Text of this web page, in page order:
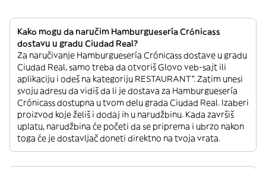
Kako mogu da naručim Hamburguesería Crónicass
dostavu u gradu Ciudad Real?
Za naručivanje Hamburguesería Crónicass dostave u gradu
Ciudad Real, samo treba da otvoriš Glovo veb-sajt ili
aplikaciju i odeš na kategoriju RESTAURANT”. Zatim unesi
svoju adresu da vidiš da li je dostava za Hamburguesería
Crónicass dostupna u tvom delu grada Ciudad Real. Izaberi
proizvod koje želiš i dodaj ih u narudžbinu. Kada završiš
uplatu, narudžbina će početi da se priprema i ubrzo nakon
toga će je dostavljač doneti direktno na tvoja vrata.